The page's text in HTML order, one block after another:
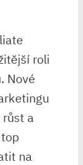
roli
Nové
a
na